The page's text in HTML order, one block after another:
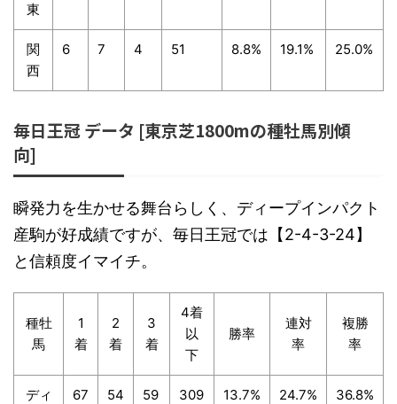
東
関
西
6 7 4 51 8.8% 19.1% 25.0%
毎日王冠 データ [東京芝1800mの種牡馬別傾
向]
瞬発力を生かせる舞台らしく、ディープインパクト
産駒が好成績ですが、毎日王冠では【2-4-3-24】
と信頼度イマイチ。
種牡
馬
1
着
2
着
3
着
4着
以
下
勝率
連対
率
複勝
率
ディ
67 54 59 309 13.7% 24.7% 36.8%